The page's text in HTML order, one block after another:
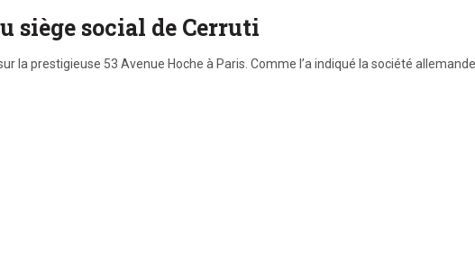
siège social de Cerruti
la prestigieuse 53 Avenue Hoche à Paris. Comme l’a indiqué la société